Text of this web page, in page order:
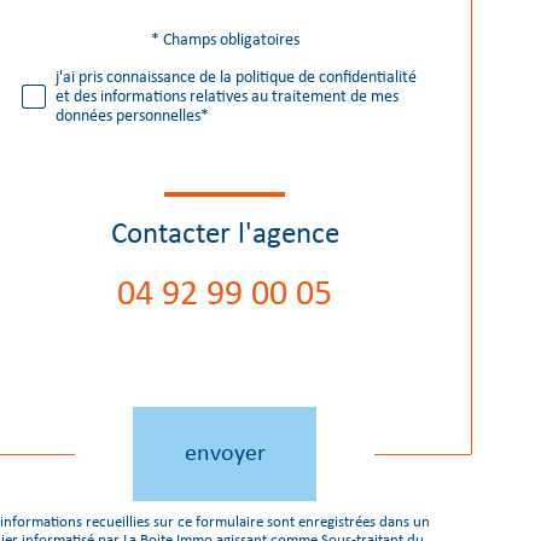
Validation* Champs obligatoires
j'ai pris connaissance de la politique de confidentialité
et des informations relatives au traitement de mes
données personnelles*
Contacter l'agence
04 92 99 00 05
envoyer
informations recueillies sur ce formulaire sont enregistrées dans un